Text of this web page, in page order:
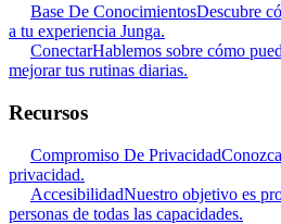
Base De ConocimientosDescubre
a tu experiencia Junga.
ConectarHablemos sobre cómo
mejorar tus rutinas diarias.
Recursos
Compromiso De Privacidad
privacidad.
AccesibilidadNuestro objetivo es
personas de todas las capacidades.